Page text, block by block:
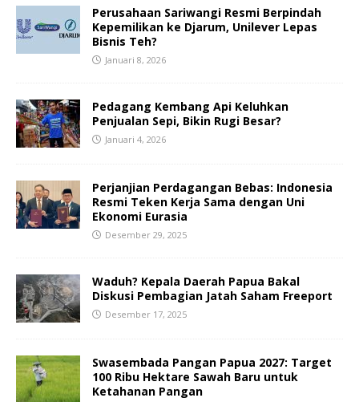
Perusahaan Sariwangi Resmi Berpindah
Kepemilikan ke Djarum, Unilever Lepas
Bisnis Teh?
Januari 8, 2026
Pedagang Kembang Api Keluhkan
Penjualan Sepi, Bikin Rugi Besar?
Januari 4, 2026
Perjanjian Perdagangan Bebas: Indonesia
Resmi Teken Kerja Sama dengan Uni
Ekonomi Eurasia
Desember 29, 2025
Waduh? Kepala Daerah Papua Bakal
Diskusi Pembagian Jatah Saham Freeport
Desember 17, 2025
Swasembada Pangan Papua 2027: Target
100 Ribu Hektare Sawah Baru untuk
Ketahanan Pangan